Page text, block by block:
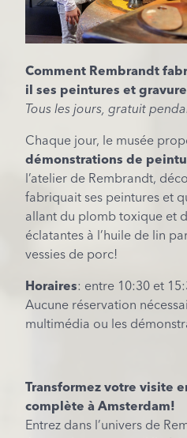
Comment Rembrandt
il ses peintures et
Tous les jours, gratuit
Chaque jour, le musée
démonstrations de
l’atelier de Rembrandt,
fabriquait ses peintures et
allant du plomb toxique et
éclatantes à l’huile de lin
vessies de porc!
Horaires: entre 10:30 et
Aucune réservation
multimédia ou les
Transformez votre visite
complète à Amsterdam!
Entrez dans l’univers de